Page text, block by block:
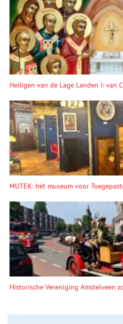
Heiligen van de Lage Landen I: van
MUTEK: hét museum voor
Historische Vereniging Amstelveen